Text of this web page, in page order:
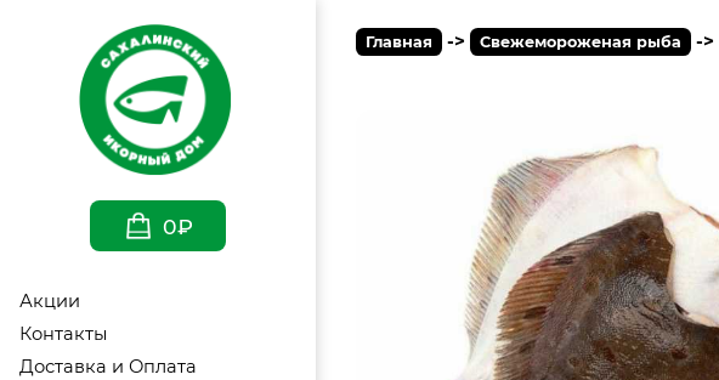
0₽
Акции
Контакты
Доставка и Оплата
Главная -> Свежемороженая рыба ->